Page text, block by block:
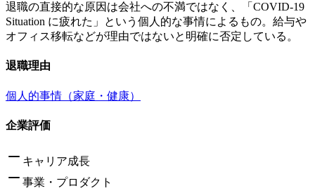
退職の直接的な原因は会社への不満ではなく、「COVID-19
Situation に疲れた」という個人的な事情によるもの。給与や
オフィス移転などが理由ではないと明確に否定している。
退職理由
個人的事情（家庭・健康）
企業評価
キャリア成長
事業・プロダクト